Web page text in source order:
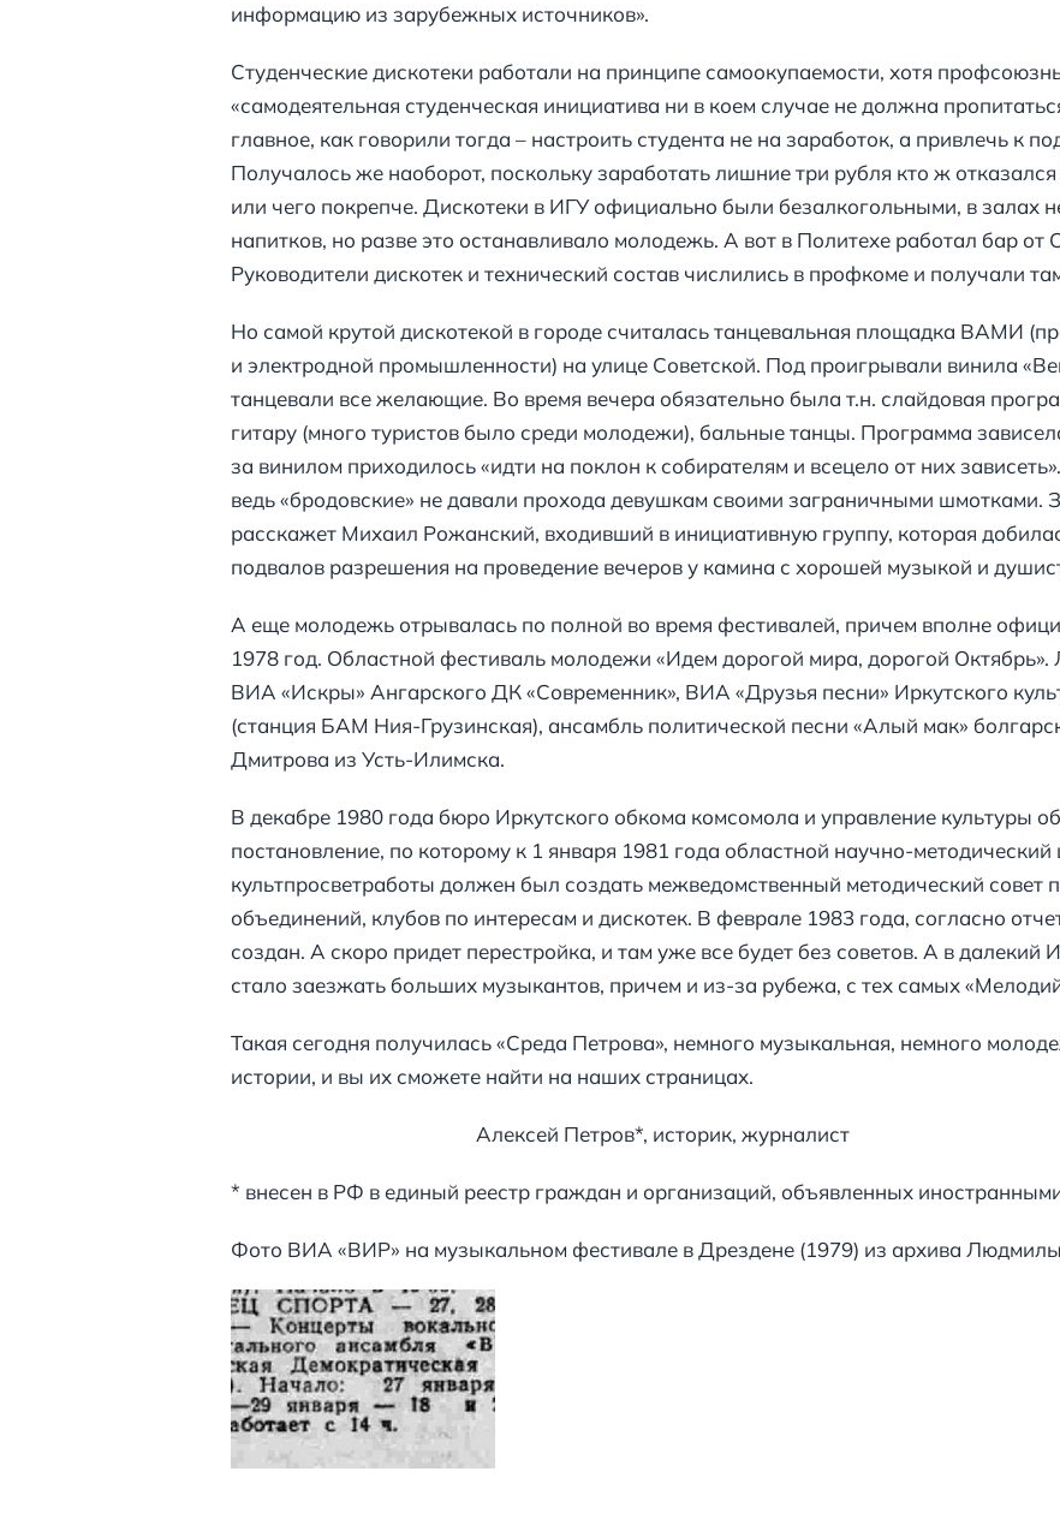
информацию из зарубежных источников».
Студенческие дискотеки работали на принципе самоокупаемости, хотя
«самодеятельная студенческая инициатива ни в коем случае не должна
главное, как говорили тогда – настроить студента не на заработок, а привлечь к
Получалось же наоборот, поскольку заработать лишние три рубля кто ж
или чего покрепче. Дискотеки в ИГУ официально были безалкогольными, в залах
напитков, но разве это останавливало молодежь. А вот в Политехе работал бар от
Руководители дискотек и технический состав числились в профкоме и получали
Но самой крутой дискотекой в городе считалась танцевальная площадка ВАМИ
и электродной промышленности) на улице Советской. Под проигрывали винила
танцевали все желающие. Во время вечера обязательно была т.н. слайдовая
гитару (много туристов было среди молодежи), бальные танцы. Программа
за винилом приходилось «идти на поклон к собирателям и всецело от них
ведь «бродовские» не давали прохода девушкам своими заграничными шмотками.
расскажет Михаил Рожанский, входивший в инициативную группу, которая
подвалов разрешения на проведение вечеров у камина с хорошей музыкой и
А еще молодежь отрывалась по полной во время фестивалей, причем вполне
1978 год. Областной фестиваль молодежи «Идем дорогой мира, дорогой Октябрь».
ВИА «Искры» Ангарского ДК «Современник», ВИА «Друзья песни» Иркутского
(станция БАМ Ния-Грузинская), ансамбль политической песни «Алый мак»
Дмитрова из Усть-Илимска.
В декабре 1980 года бюро Иркутского обкома комсомола и управление культуры
постановление, по которому к 1 января 1981 года областной научно-методический
культпросветработы должен был создать межведомственный методический совет
объединений, клубов по интересам и дискотек. В феврале 1983 года, согласно
создан. А скоро придет перестройка, и там уже все будет без советов. А в далекий
стало заезжать больших музыкантов, причем и из-за рубежа, с тех самых
Такая сегодня получилась «Среда Петрова», немного музыкальная, немного
истории, и вы их сможете найти на наших страницах.
Алексей Петров*, историк, журналист
* внесен в РФ в единый реестр граждан и организаций, объявленных
Фото ВИА «ВИР» на музыкальном фестивале в Дрездене (1979) из архива